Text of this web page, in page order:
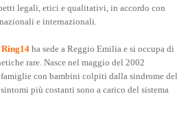
legali, etici e qualitativi, in accordo con
e internazionali.
Ring14 ha sede a Reggio Emilia e si occupa di
rare. Nasce nel maggio del 2002
con bambini colpiti dalla sindrome del
più costanti sono a carico del sistema